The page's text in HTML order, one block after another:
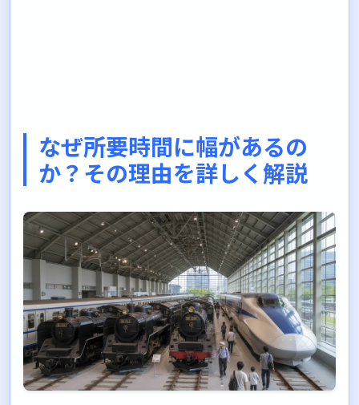
なぜ所要時間に幅があるの
か？その理由を詳しく解説